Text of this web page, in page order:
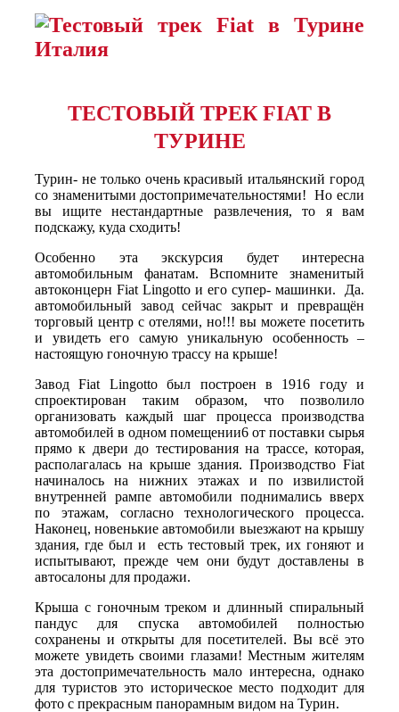
ТЕСТОВЫЙ ТРЕК FIAT В
ТУРИНЕ
Турин- не только очень красивый итальянский город
со знаменитыми достопримечательностями! Но если
вы ищите нестандартные развлечения, то я вам
подскажу, куда сходить!
Особенно эта экскурсия будет интересна
автомобильным фанатам. Вспомните знаменитый
автоконцерн Fiat Lingotto и его супер- машинки. Да.
автомобильный завод сейчас закрыт и превращён
торговый центр с отелями, но!!! вы можете посетить
и увидеть его самую уникальную особенность –
настоящую гоночную трассу на крыше!
Завод Fiat Lingotto был построен в 1916 году и
спроектирован таким образом, что позволило
организовать каждый шаг процесса производства
автомобилей в одном помещении6 от поставки сырья
прямо к двери до тестирования на трассе, которая,
располагалась на крыше здания. Производство Fiat
начиналось на нижних этажах и по извилистой
внутренней рампе автомобили поднимались вверх
по этажам, согласно технологического процесса.
Наконец, новенькие автомобили выезжают на крышу
здания, где был и есть тестовый трек, их гоняют и
испытывают, прежде чем они будут доставлены в
автосалоны для продажи.
Крыша с гоночным треком и длинный спиральный
пандус для спуска автомобилей полностью
сохранены и открыты для посетителей. Вы всё это
можете увидеть своими глазами! Местным жителям
эта достопримечательность мало интересна, однако
для туристов это историческое место подходит для
фото с прекрасным панорамным видом на Турин.